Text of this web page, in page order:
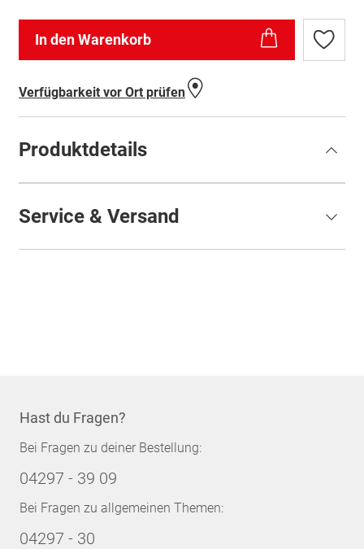
In den Warenkorb
Zur
Verfügbarkeit vor Ort prüfen
Produktdetails
Service & Versand
Hast du Fragen?
Bei Fragen zu deiner Bestellung:
04297 - 39 09
Bei Fragen zu allgemeinen Themen:
04297 - 30